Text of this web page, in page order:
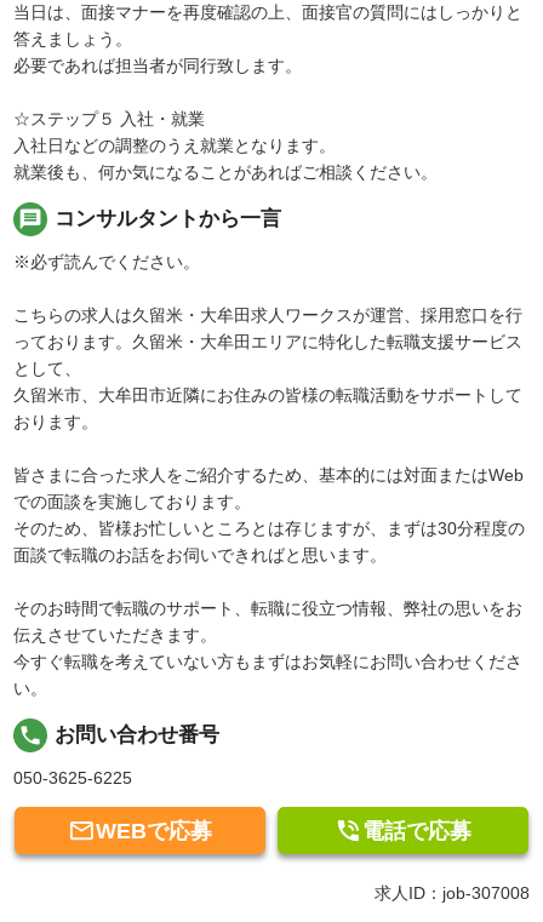
当日は、面接マナーを再度確認の上、面接官の質問にはしっかりと
答えましょう。
必要であれば担当者が同行致します。
☆ステップ５ 入社・就業
入社日などの調整のうえ就業となります。
就業後も、何か気になることがあればご相談ください。
message コンサルタントから一言
※必ず読んでください。
こちらの求人は久留米・大牟田求人ワークスが運営、採用窓口を行
っております。久留米・大牟田エリアに特化した転職支援サービス
として、
久留米市、大牟田市近隣にお住みの皆様の転職活動をサポートして
おります。
皆さまに合った求人をご紹介するため、基本的には対面またはWeb
での面談を実施しております。
そのため、皆様お忙しいところとは存じますが、まずは30分程度の
面談で転職のお話をお伺いできればと思います。
そのお時間で転職のサポート、転職に役立つ情報、弊社の思いをお
伝えさせていただきます。
今すぐ転職を考えていない方もまずはお気軽にお問い合わせくださ
い。
local_phone お問い合わせ番号
050-3625-6225
WEBで応募  電話で応募
求人ID：job-307008